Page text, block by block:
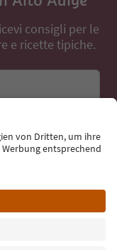
consigli per le
e ricette tipiche.